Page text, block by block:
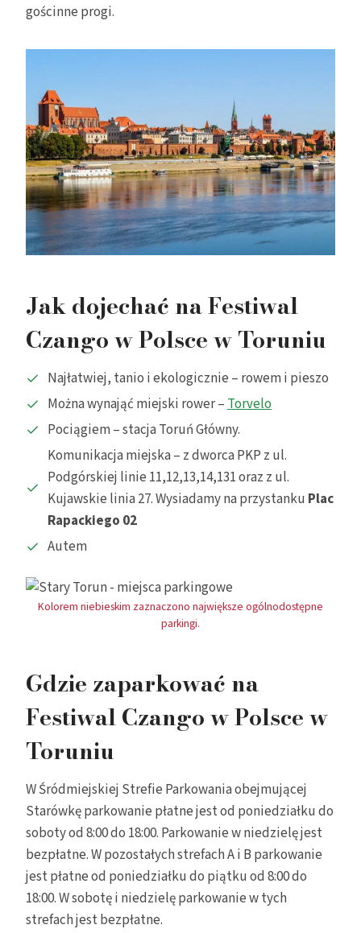
gościnne progi.
Jak dojechać na Festiwal
Czango w Polsce w Toruniu
Najłatwiej, tanio i ekologicznie – rowem i pieszo
Można wynająć miejski rower – Torvelo
Pociągiem – stacja Toruń Główny.
Komunikacja miejska – z dworca PKP z ul.
Podgórskiej linie 11,12,13,14,131 oraz z ul.
Kujawskie linia 27. Wysiadamy na przystanku Plac
Rapackiego 02
Autem
Kolorem niebieskim zaznaczono największe ogólnodostępne
parkingi.
Gdzie zaparkować na
Festiwal Czango w Polsce w
Toruniu
W Śródmiejskiej Strefie Parkowania obejmującej
Starówkę parkowanie płatne jest od poniedziałku do
soboty od 8:00 do 18:00. Parkowanie w niedzielę jest
bezpłatne. W pozostałych strefach A i B parkowanie
jest płatne od poniedziałku do piątku od 8:00 do
18:00. W sobotę i niedzielę parkowanie w tych
strefach jest bezpłatne.